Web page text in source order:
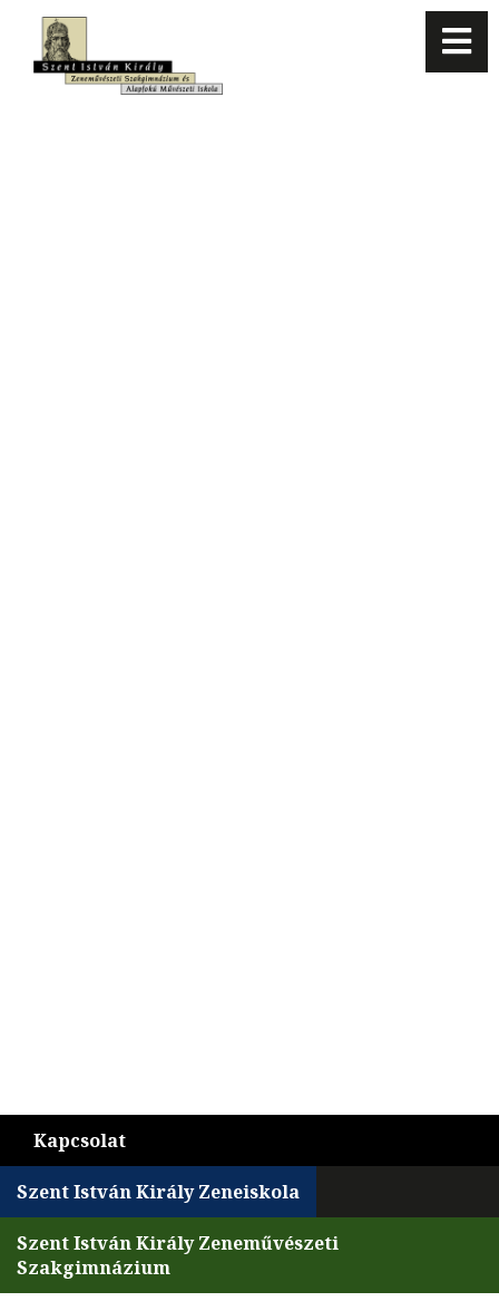
Kapcsolat
Szent István Király Zeneiskola
Szent István Király Zeneművészeti
Szakgimnázium